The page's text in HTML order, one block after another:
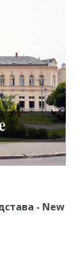
- New